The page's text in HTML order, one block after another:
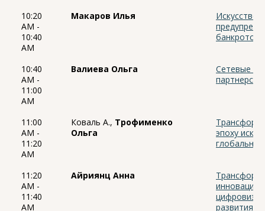
10:20
AM -
10:40
AM
Макаров Илья
10:40
AM -
11:00
AM
Валиева Ольга
Сетевые
11:00
AM -
11:20
AM
Коваль А., Трофименко
Ольга
эпоху
11:20
AM -
11:40
AM
Айриянц Анна
развития